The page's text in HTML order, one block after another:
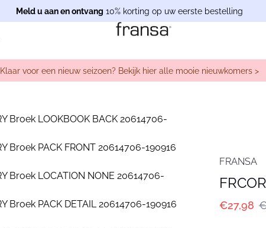
Meld u aan en ontvang 10% korting op uw eerste bestelling
Klaar voor een nieuw seizoen? Bekijk hier alle mooie nieuwkomers >
FRANSA
€27,98